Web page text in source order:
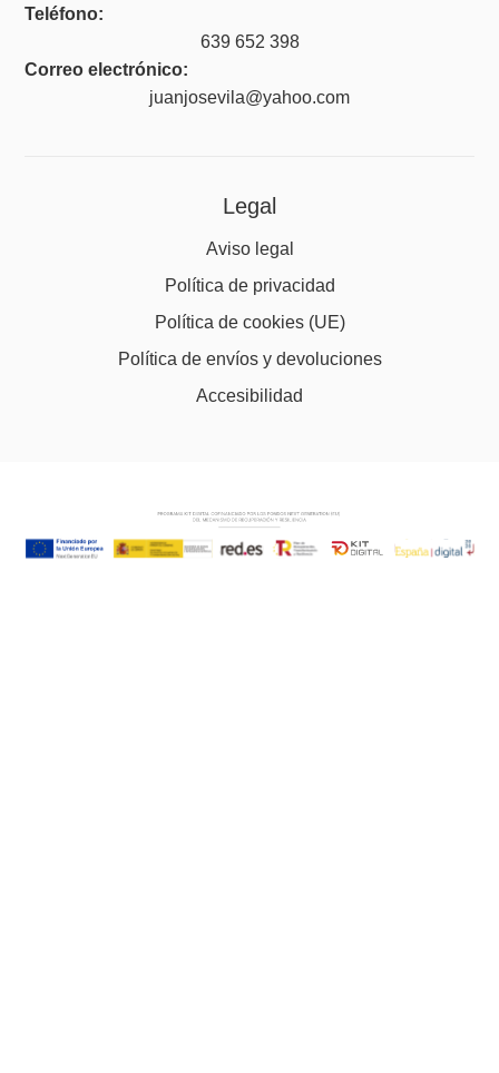
Teléfono:
639 652 398
Correo electrónico:
juanjosevila@yahoo.com
Legal
Aviso legal
Política de privacidad
Política de cookies (UE)
Política de envíos y devoluciones
Accesibilidad